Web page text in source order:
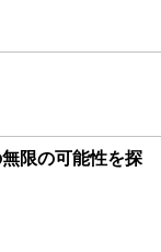
限の可能性を探